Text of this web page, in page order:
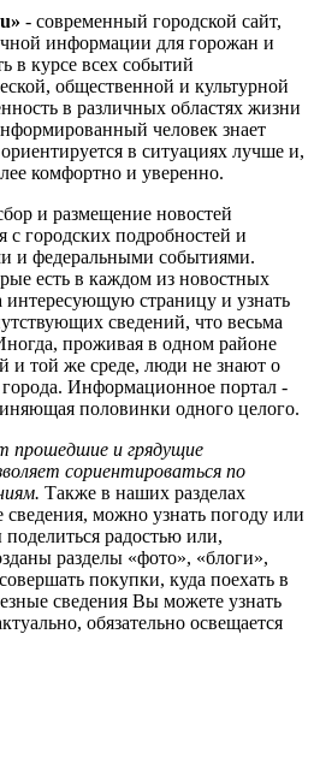
- современный городской сайт,
информации для горожан и
в курсе всех событий
общественной и культурной
в различных областях жизни
человек знает
в ситуациях лучше и,
комфортно и уверенно.
и размещение новостей
с городских подробностей и
и федеральными событиями.
есть в каждом из новостных
страницу и узнать
сведений, что весьма
проживая в одном районе
и той же среде, люди не знают о
Информационное портал -
половинки одного целого.
прошедшие и грядущие
сориентироваться по
Также в наших разделах
можно узнать погоду или
радостью или,
разделы «фото», «блоги»,
покупки, куда поехать в
сведения Вы можете узнать
обязательно освещается